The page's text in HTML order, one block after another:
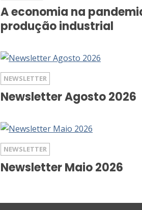
A economia na
produção industrial
NEWSLETTER
Newsletter Agosto 2026
NEWSLETTER
Newsletter Maio 2026